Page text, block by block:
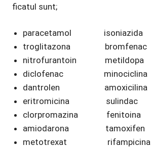
ficatul sunt;
paracetamol isoniazida
troglitazona bromfenac
nitrofurantoin metildopa
diclofenac minociclina
dantrolen amoxicilina
eritromicina sulindac
clorpromazina fenitoina
amiodarona tamoxifen
metotrexat rifampicina